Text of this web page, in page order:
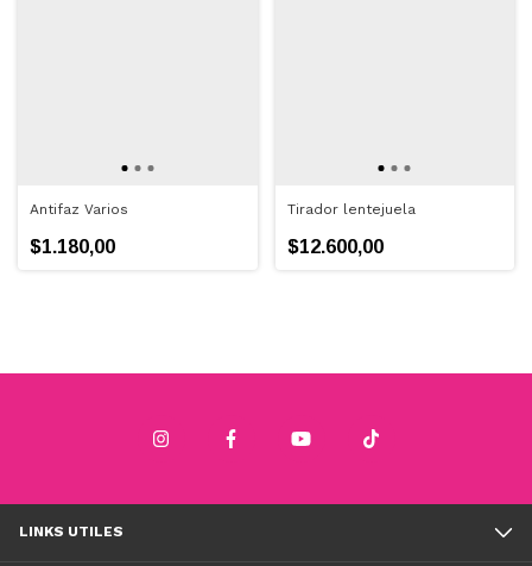
Antifaz Varios
$1.180,00
Tirador lentejuela
$12.600,00
LINKS UTILES